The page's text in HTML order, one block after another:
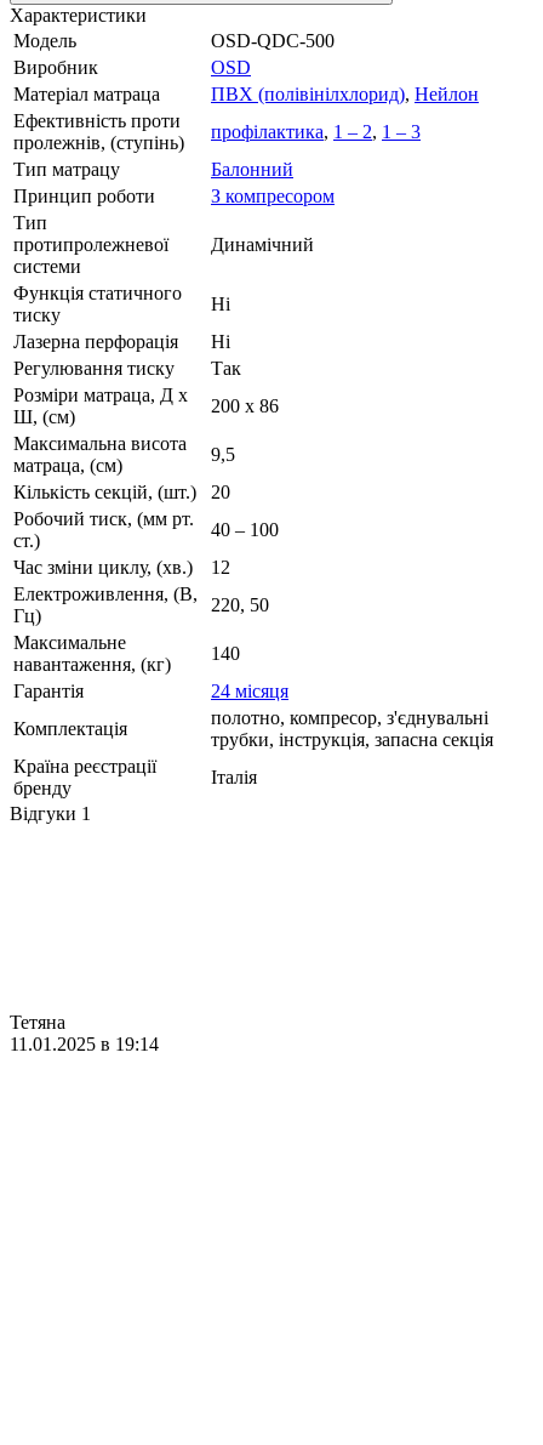
Характеристики
Модель
OSD-QDC-500
Виробник
OSD
Матеріал матраца
ПВХ (полівінілхлорид), Нейлон
Ефективність проти
пролежнів, (ступінь)
профілактика, 1 – 2, 1 – 3
Тип матрацу
Балонний
Принцип роботи
З компресором
Тип
протипролежневої
системи
Динамічний
Функція статичного
тиску
Ні
Лазерна перфорація
Ні
Регулювання тиску
Так
Розміри матраца, Д х
Ш, (см)
200 х 86
Максимальна висота
матраца, (см)
9,5
Кількість секцій, (шт.)
20
Робочий тиск, (мм рт.
ст.)
40 – 100
Час зміни циклу, (хв.)
12
Електроживлення, (В,
Гц)
220, 50
Максимальне
навантаження, (кг)
140
Гарантія
24 місяця
Комплектація
полотно, компресор, з'єднувальні
трубки, інструкція, запасна секція
Країна реєстрації
бренду
Італія
Відгуки 1
Тетяна
11.01.2025 в 19:14